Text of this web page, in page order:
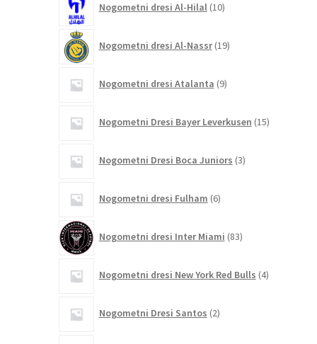
Nogometni dresi Al-Hilal 10izdelkov
Nogometni dresi Al-Nassr 19izdelkov
Nogometni dresi Atalanta 9izdelkov
Nogometni Dresi Bayer Leverkusen 15izdelkov
Nogometni Dresi Boca Juniors 3izdelki
Nogometni dresi Fulham 6izdelkov
Nogometni dresi Inter Miami 83izdelkov
Nogometni dresi New York Red Bulls 4izdelki
Nogometni Dresi Santos 2izdelka